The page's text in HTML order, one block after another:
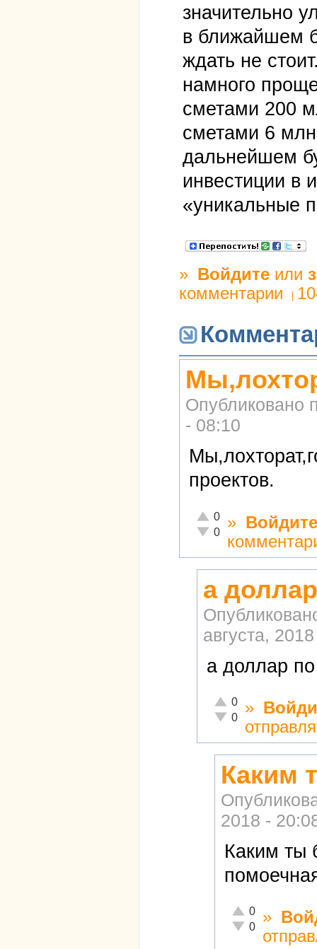
значительно
в ближайшем
ждать не
намного
сметами 200
сметами 6
дальнейшем
инвестиции в
«уникальные
» Войдите или
комментарии
Опубликовано
- 08:10
проектов.
Отлично!
0
Неадекватно!
0
» Войдите
а
августа,
а доллар
Отлично!
0
Неадекватно!
0
»
Каким
2018 -
Каким ты
Отлично!
0
Неадекватно!
0
»